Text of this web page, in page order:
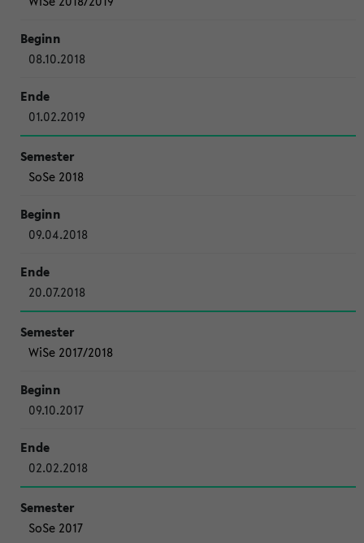
08.10.2018
01.02.2019
SoSe 2018
09.04.2018
20.07.2018
WiSe 2017/2018
09.10.2017
02.02.2018
SoSe 2017